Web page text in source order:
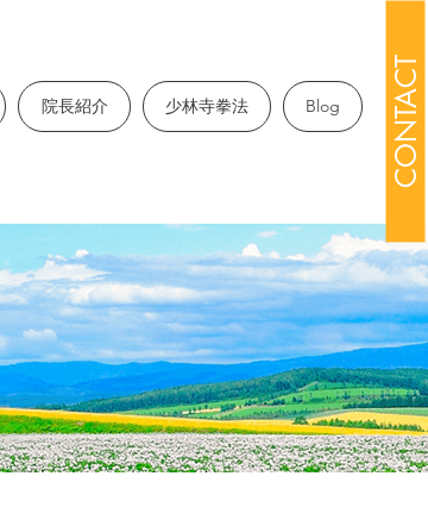
CONTACT
院長紹介 少林寺拳法 Blog